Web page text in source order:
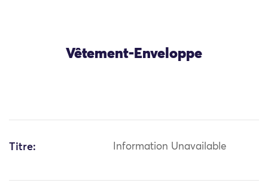
Vêtement-Enveloppe
Titre: Information Unavailable